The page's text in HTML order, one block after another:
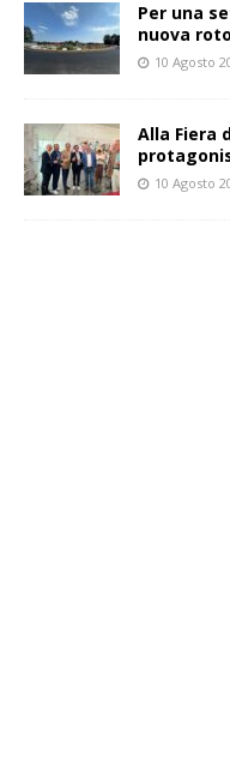
Per una
nuova
10 Agosto
Alla Fiera
10 Agosto